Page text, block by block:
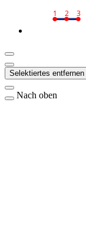
1 2 3
Selektiertes entfernen
Nach oben